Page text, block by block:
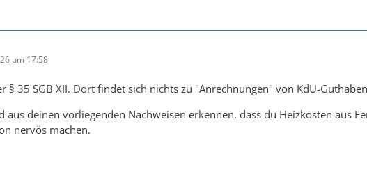
um 17:58
§ 35 SGB XII. Dort findet sich nichts zu "Anrechnungen" von KdU-
aus deinen vorliegenden Nachweisen erkennen, dass du Heizkosten aus
nervös machen.